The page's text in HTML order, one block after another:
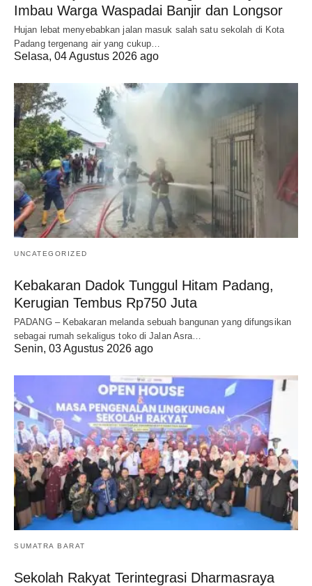
Imbau Warga Waspadai Banjir dan Longsor
Hujan lebat menyebabkan jalan masuk salah satu sekolah di Kota
Padang tergenang air yang cukup…
Selasa, 04 Agustus 2026 ago
UNCATEGORIZED
Kebakaran Dadok Tunggul Hitam Padang,
Kerugian Tembus Rp750 Juta
PADANG – Kebakaran melanda sebuah bangunan yang difungsikan
sebagai rumah sekaligus toko di Jalan Asra…
Senin, 03 Agustus 2026 ago
SUMATRA BARAT
Sekolah Rakyat Terintegrasi Dharmasraya